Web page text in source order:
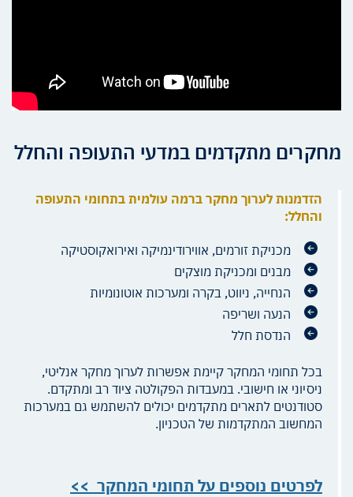
מחקרים מתקדמים במדעי התעופה והחלל
הזדמנות לערוך מחקר ברמה עולמית בתחומי התעופה
והחלל:
מכניקת זורמים, אווירודינמיקה ואירואקוסטיקה
מבנים ומכניקת מוצקים
הנחייה, ניווט, בקרה ומערכות אוטונומיות
הנעה ושריפה
הנדסת חלל
בכל תחומי המחקר קיימת אפשרות לערוך מחקר אנליטי,
ניסיוני או חישובי. במעבדות הפקולטה ציוד רב ומתקדם.
סטודנטים לתארים מתקדמים יכולים להשתמש גם במערכות
המחשוב המתקדמות של הטכניון.
לפרטים נוספים על תחומי המחקר >>